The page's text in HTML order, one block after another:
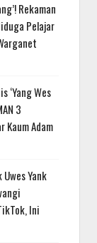
Rekaman
Pelajar
‘Yang Wes
3
Kaum Adam
Uwes Yank
Ini